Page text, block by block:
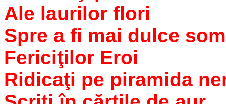
Ale laurilor flori
Spre a fi mai dulce
Fericiţilor Eroi
Ridicaţi pe piramida